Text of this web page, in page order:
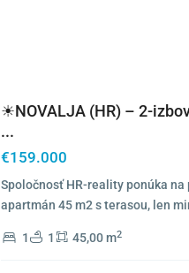
☀NOVALJA (HR) – 2-
...
€159.000
Spoločnosť HR-reality ponúka
apartmán 45 m2 s terasou, len
1 1 45,00 m2